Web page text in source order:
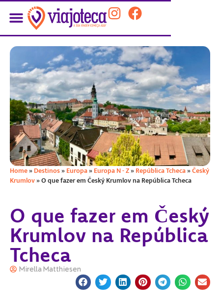
Home»Destinos»Europa»Europa N - Z»República Tcheca»Český
Krumlov»O que fazer em Český Krumlov na República Tcheca
O que fazer em Český
Krumlov na República
Tcheca
Mirella Matthiesen